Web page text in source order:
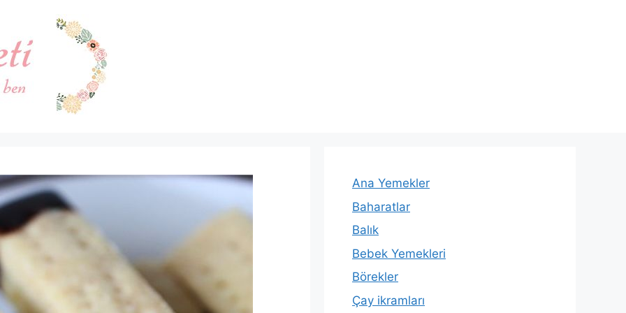
Ana Yemekler
Baharatlar
Balık
Bebek Yemekleri
Börekler
Çay ikramları